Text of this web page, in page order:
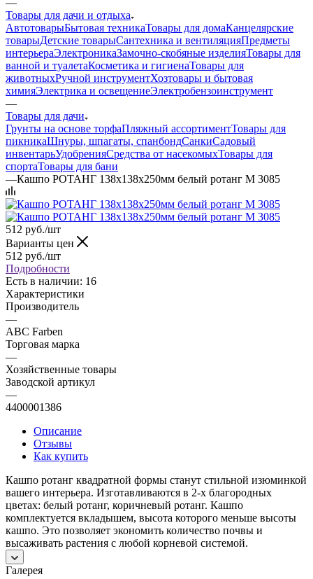
Товары для дачи и отдыха
АвтотоварыБытовая техникаТовары для домаКанцелярские
товарыДетские товарыСантехника и вентиляцияПредметы
интерьераЭлектроникаЗамочно-скобяные изделияТовары для
ванной и туалетаКосметика и гигиенаТовары для
животныхРучной инструментХозтовары и бытовая
химияЭлектрика и освещениеЭлектробензоинструмент
—
Товары для дачи
Грунты на основе торфаПляжный ассортиментТовары для
пикникаШнуры, шпагаты, спанбондСанкиСадовый
инвентарьУдобренияСредства от насекомыхТовары для
спортаТовары для бани
—Кашпо РОТАНГ 138х138х250мм белый ротанг М 3085
512 руб./шт
Варианты цен
512 руб./шт
Подробности
Есть в наличии: 16
Характеристики
Производитель
—
ABC Farben
Торговая марка
—
Хозяйственные товары
Заводской артикул
—
4400001386
Описание
Отзывы
Как купить
Кашпо ротанг квадратной формы станут стильной изюминкой
вашего интерьера. Изготавливаются в 2-х благородных
цветах: белый ротанг, коричневый ротанг. Кашпо
комплектуется вкладышем, высота которого меньше высоты
кашпо. Это позволяет экономить количество почвы и
высаживать растения с любой корневой системой.
Галерея